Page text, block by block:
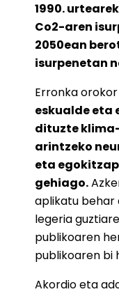
1990.
Co2-aren
2050ean
isurpenetan
Erronka
eskualde eta
dituzte
arintzeko
eta
gehiago.
aplikatu behar
legeria
publikoaren
publikoaren bi
Akordio eta